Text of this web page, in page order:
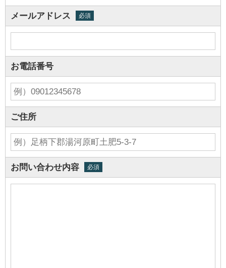
メールアドレス 必須
お電話番号
ご住所
お問い合わせ内容 必須